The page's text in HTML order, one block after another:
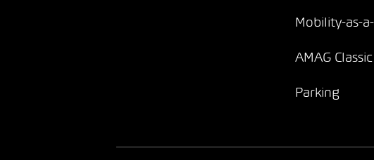
Mobility-as-
AMAG Classic
Parking